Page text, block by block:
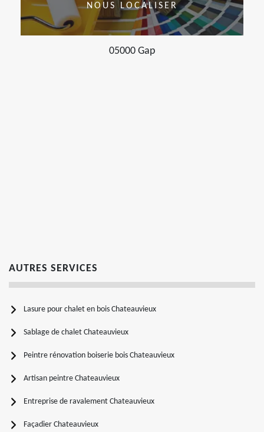
NOUS LOCALISER
05000 Gap
AUTRES SERVICES
Lasure pour chalet en bois Chateauvieux
Sablage de chalet Chateauvieux
Peintre rénovation boiserie bois Chateauvieux
Artisan peintre Chateauvieux
Entreprise de ravalement Chateauvieux
Façadier Chateauvieux